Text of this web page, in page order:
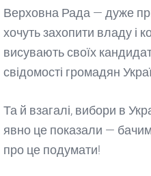
Верховна Рада — дуже
хочуть захопити владу і
висувають своїх
свідомості громадян
Та й взагалі, вибори в
явно це показали —
про це подумати!